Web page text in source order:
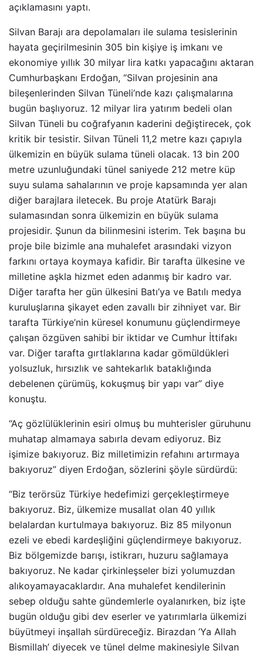
açıklamasını yaptı.
Silvan Barajı ara depolamaları ile sulama tesislerinin
hayata geçirilmesinin 305 bin kişiye iş imkanı ve
ekonomiye yıllık 30 milyar lira katkı yapacağını aktaran
Cumhurbaşkanı Erdoğan, “Silvan projesinin ana
bileşenlerinden Silvan Tüneli’nde kazı çalışmalarına
bugün başlıyoruz. 12 milyar lira yatırım bedeli olan
Silvan Tüneli bu coğrafyanın kaderini değiştirecek, çok
kritik bir tesistir. Silvan Tüneli 11,2 metre kazı çapıyla
ülkemizin en büyük sulama tüneli olacak. 13 bin 200
metre uzunluğundaki tünel saniyede 212 metre küp
suyu sulama sahalarının ve proje kapsamında yer alan
diğer barajlara iletecek. Bu proje Atatürk Barajı
sulamasından sonra ülkemizin en büyük sulama
projesidir. Şunun da bilinmesini isterim. Tek başına bu
proje bile bizimle ana muhalefet arasındaki vizyon
farkını ortaya koymaya kafidir. Bir tarafta ülkesine ve
milletine aşkla hizmet eden adanmış bir kadro var.
Diğer tarafta her gün ülkesini Batı’ya ve Batılı medya
kuruluşlarına şikayet eden zavallı bir zihniyet var. Bir
tarafta Türkiye’nin küresel konumunu güçlendirmeye
çalışan özgüven sahibi bir iktidar ve Cumhur İttifakı
var. Diğer tarafta gırtlaklarına kadar gömüldükleri
yolsuzluk, hırsızlık ve sahtekarlık bataklığında
debelenen çürümüş, kokuşmuş bir yapı var” diye
konuştu.
“Aç gözlülüklerinin esiri olmuş bu muhterisler güruhunu
muhatap almamaya sabırla devam ediyoruz. Biz
işimize bakıyoruz. Biz milletimizin refahını artırmaya
bakıyoruz” diyen Erdoğan, sözlerini şöyle sürdürdü:
“Biz terörsüz Türkiye hedefimizi gerçekleştirmeye
bakıyoruz. Biz, ülkemize musallat olan 40 yıllık
belalardan kurtulmaya bakıyoruz. Biz 85 milyonun
ezeli ve ebedi kardeşliğini güçlendirmeye bakıyoruz.
Biz bölgemizde barışı, istikrarı, huzuru sağlamaya
bakıyoruz. Ne kadar çirkinleşseler bizi yolumuzdan
alıkoyamayacaklardır. Ana muhalefet kendilerinin
sebep olduğu sahte gündemlerle oyalanırken, biz işte
bugün olduğu gibi dev eserler ve yatırımlarla ülkemizi
büyütmeyi inşallah sürdüreceğiz. Birazdan ’Ya Allah
Bismillah’ diyecek ve tünel delme makinesiyle Silvan